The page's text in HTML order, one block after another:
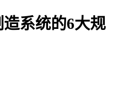
系统的6大规